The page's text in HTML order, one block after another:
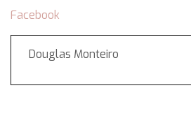
Facebook
Douglas Monteiro